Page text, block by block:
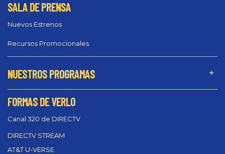
SALA DE PRENSA
Nuevos Estrenos
Recursos Promocionales
NUESTROS PROGRAMAS
FORMAS DE VERLO
Canal 320 de DIRECTV
DIRECTV STREAM
AT&T U-VERSE